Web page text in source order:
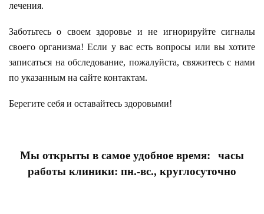
лечения.
Заботьтесь о своем здоровье и не игнорируйте сигналы
своего организма! Если у вас есть вопросы или вы хотите
записаться на обследование, пожалуйста, свяжитесь с нами
по указанным на сайте контактам.
Берегите себя и оставайтесь здоровыми!
Мы открыты в самое удобное время:
часы
работы клиники: пн.-вс., круглосуточно